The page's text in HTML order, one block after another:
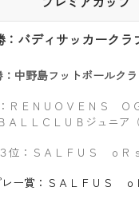
バディサッカークラ
中野島フットボールクラ
ＲＥＮＵＯＶＥＮＳ Ｏ
ＡＬＬＣＬＵＢジュニア
位：ＳＡＬＦＵＳ ｏＲ
ー賞：ＳＡＬＦＵＳ ｏ